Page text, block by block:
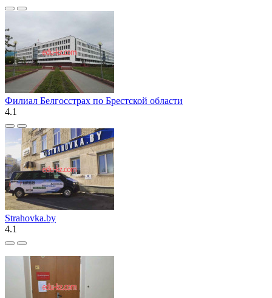
Филиал Белгосстрах по Брестской области
4.1
Strahovka.by
4.1